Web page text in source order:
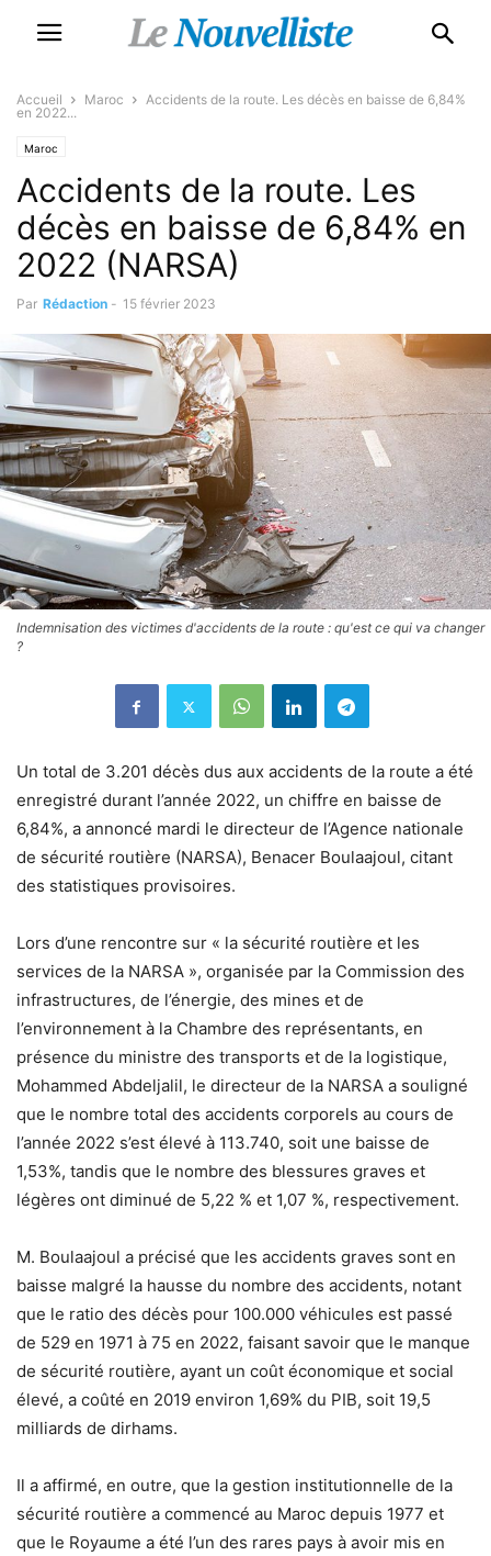
Accueil Maroc
Accidents de la route. Les décès en baisse de 6,84%
en 2022...
Maroc
Accidents de la route. Les
décès en baisse de 6,84% en
2022 (NARSA)
Par Rédaction - 15 février 2023
Indemnisation des victimes d'accidents de la route : qu'est ce qui va changer
?
Un total de 3.201 décès dus aux accidents de la route a été
enregistré durant l’année 2022, un chiffre en baisse de
6,84%, a annoncé mardi le directeur de l’Agence nationale
de sécurité routière (NARSA), Benacer Boulaajoul, citant
des statistiques provisoires.
Lors d’une rencontre sur « la sécurité routière et les
services de la NARSA », organisée par la Commission des
infrastructures, de l’énergie, des mines et de
l’environnement à la Chambre des représentants, en
présence du ministre des transports et de la logistique,
Mohammed Abdeljalil, le directeur de la NARSA a souligné
que le nombre total des accidents corporels au cours de
l’année 2022 s’est élevé à 113.740, soit une baisse de
1,53%, tandis que le nombre des blessures graves et
légères ont diminué de 5,22 % et 1,07 %, respectivement.
M. Boulaajoul a précisé que les accidents graves sont en
baisse malgré la hausse du nombre des accidents, notant
que le ratio des décès pour 100.000 véhicules est passé
de 529 en 1971 à 75 en 2022, faisant savoir que le manque
de sécurité routière, ayant un coût économique et social
élevé, a coûté en 2019 environ 1,69% du PIB, soit 19,5
milliards de dirhams.
Il a affirmé, en outre, que la gestion institutionnelle de la
sécurité routière a commencé au Maroc depuis 1977 et
que le Royaume a été l’un des rares pays à avoir mis en